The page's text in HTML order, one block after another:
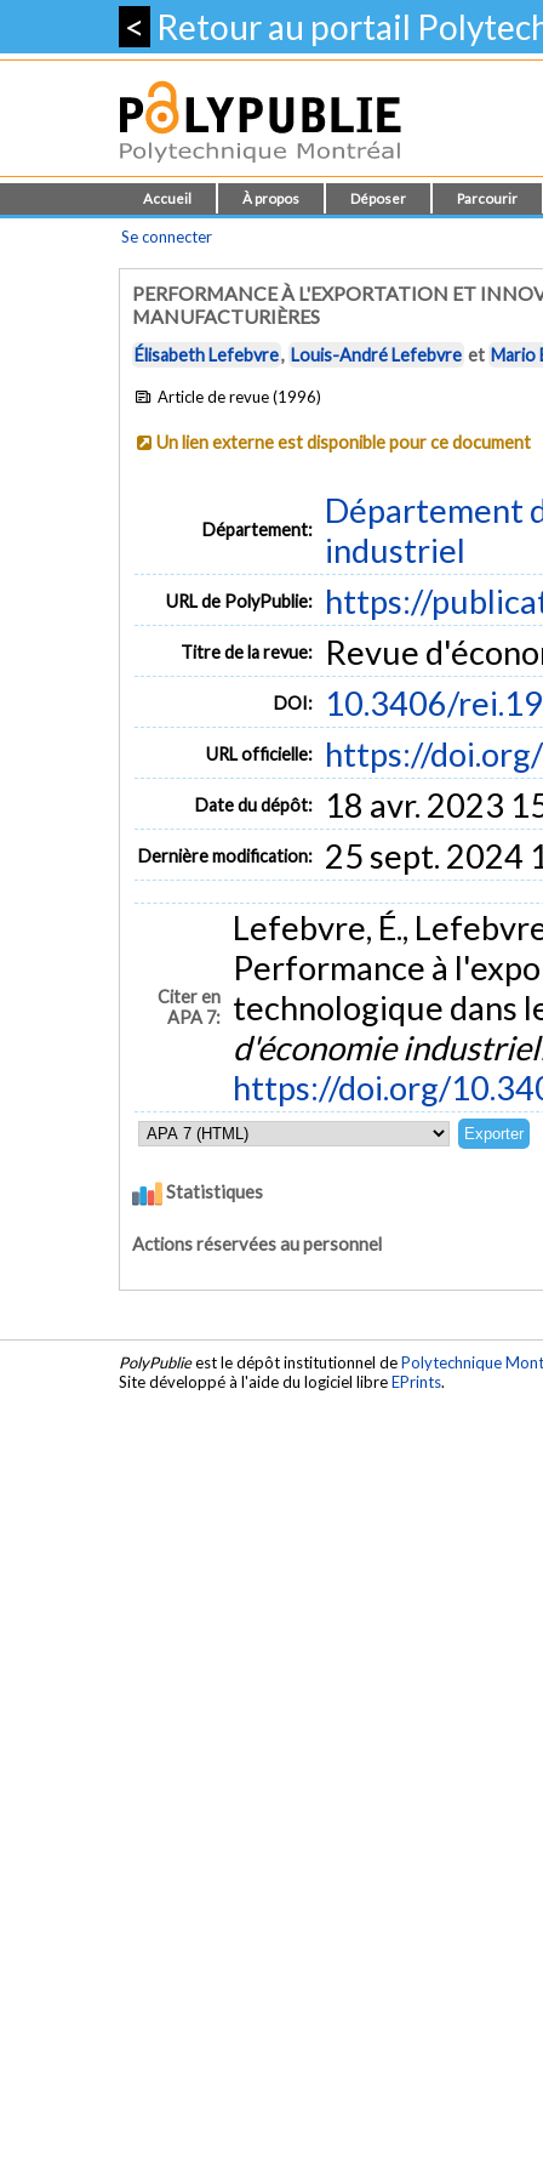
< Retour au portail
Accueil À propos Déposer Parcourir
Se connecter
PERFORMANCE À L'EXPORTATION ET
MANUFACTURIÈRES
Élisabeth Lefebvre, Louis-André Lefebvre et Mario
Article de revue (1996)
Un lien externe est disponible pour ce document
Département:
Département
industriel
URL de PolyPublie: https://
Titre de la revue: Revue
DOI: 10.3406/
URL officielle: https://
Date du dépôt: 18 avr. 2023
Dernière modification: 25 sept. 2024
Citer en
APA 7:
Lefebvre, É.,
Performance à
technologique dans
d'économie
https://doi.org/
Statistiques
Actions réservées au personnel
PolyPublieest le dépôt institutionnel dePolytechnique
Site développé à l'aide du logiciel libreEPrints.